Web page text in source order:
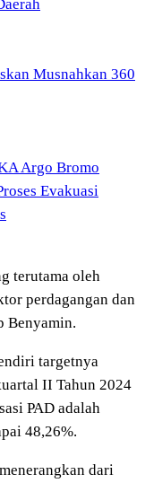
Musnahkan 360
Argo Bromo
Evakuasi
terutama oleh
perdagangan dan
Benyamin.
targetnya
II Tahun 2024
PAD adalah
48,26%.
dari